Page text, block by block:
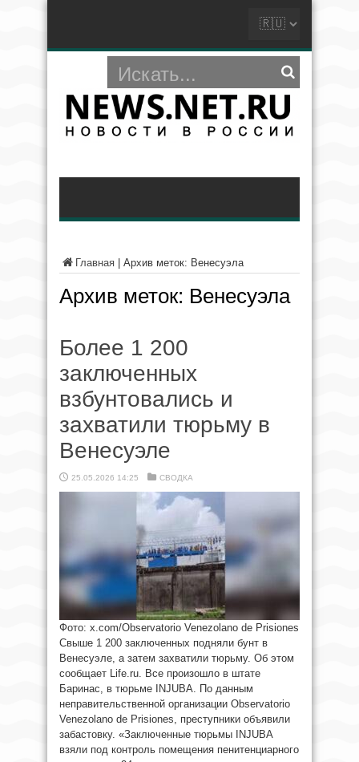
Главная Архив меток: Венесуэла
Архив меток: Венесуэла
Более 1 200
заключенных
взбунтовались и
захватили тюрьму в
Венесуэле
25.05.2026 14:25 СВОДКА
Фото: x.com/Observatorio Venezolano de Prisiones
Свыше 1 200 заключенных подняли бунт в
Венесуэле, а затем захватили тюрьму. Об этом
сообщает Life.ru. Все произошло в штате
Баринас, в тюрьме INJUBA. По данным
неправительственной организации Observatorio
Venezolano de Prisiones, преступники объявили
забастовку. «Заключенные тюрьмы INJUBA
взяли под контроль помещения пенитенциарного